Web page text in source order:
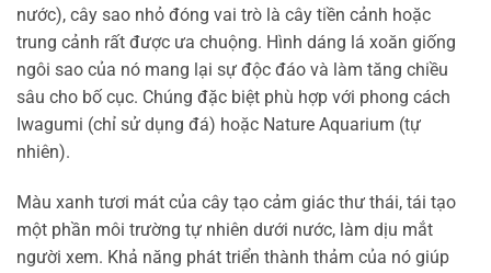
nước), cây sao nhỏ đóng vai trò là cây tiền cảnh hoặc
trung cảnh rất được ưa chuộng. Hình dáng lá xoăn giống
ngôi sao của nó mang lại sự độc đáo và làm tăng chiều
sâu cho bố cục. Chúng đặc biệt phù hợp với phong cách
Iwagumi (chỉ sử dụng đá) hoặc Nature Aquarium (tự
nhiên).
Màu xanh tươi mát của cây tạo cảm giác thư thái, tái tạo
một phần môi trường tự nhiên dưới nước, làm dịu mắt
người xem. Khả năng phát triển thành thảm của nó giúp